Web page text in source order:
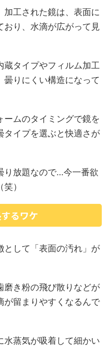
工された鏡は、表面に
おり、水滴が広がって見
蔵タイプやフィルム加工
曇りにくい構造になって
ムのタイミングで鏡を
タイプを選ぶと快適さが
り放題なので…今一番欲
）
るワケ
として「表面の汚れ」が
磨き粉の飛び散りなどが
が留まりやすくなるんで
水蒸気が吸着して細かい